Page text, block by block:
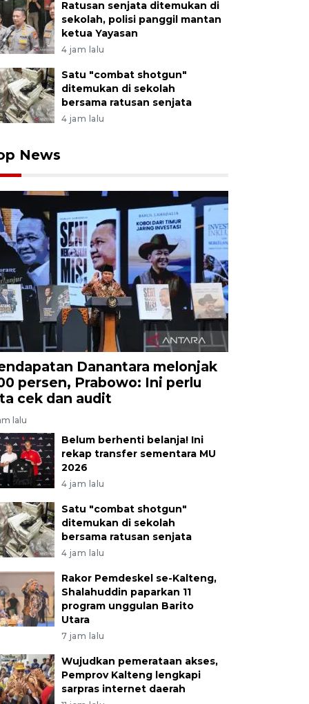
Ratusan senjata ditemukan di
sekolah, polisi panggil mantan
ketua Yayasan
4 jam lalu
Satu "combat shotgun"
ditemukan di sekolah
bersama ratusan senjata
4 jam lalu
News
Danantara melonjak
persen, Prabowo: Ini perlu
cek dan audit
lalu
Belum berhenti belanja! Ini
rekap transfer sementara MU
2026
4 jam lalu
Satu "combat shotgun"
ditemukan di sekolah
bersama ratusan senjata
4 jam lalu
Rakor Pemdeskel se-Kalteng,
Shalahuddin paparkan 11
program unggulan Barito
Utara
7 jam lalu
Wujudkan pemerataan akses,
Pemprov Kalteng lengkapi
sarpras internet daerah